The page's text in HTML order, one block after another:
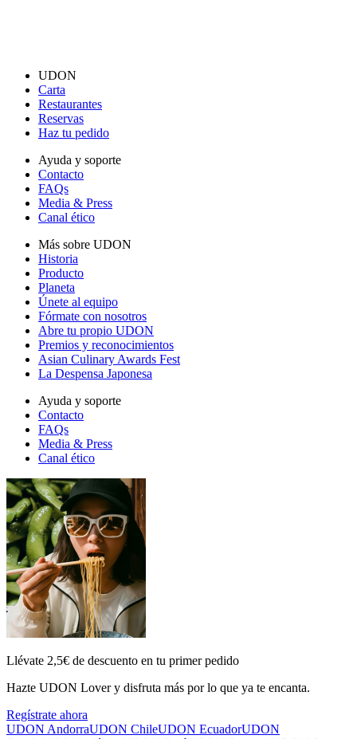
UDON
Carta
Restaurantes
Reservas
Haz tu pedido
Ayuda y soporte
Contacto
FAQs
Media & Press
Canal ético
Más sobre UDON
Historia
Producto
Planeta
Únete al equipo
Fórmate con nosotros
Abre tu propio UDON
Premios y reconocimientos
Asian Culinary Awards Fest
La Despensa Japonesa
Ayuda y soporte
Contacto
FAQs
Media & Press
Canal ético
Llévate 2,5€ de descuento en tu primer pedido
Hazte UDON Lover y disfruta más por lo que ya te encanta.
Regístrate ahora
UDON AndorraUDON ChileUDON EcuadorUDON